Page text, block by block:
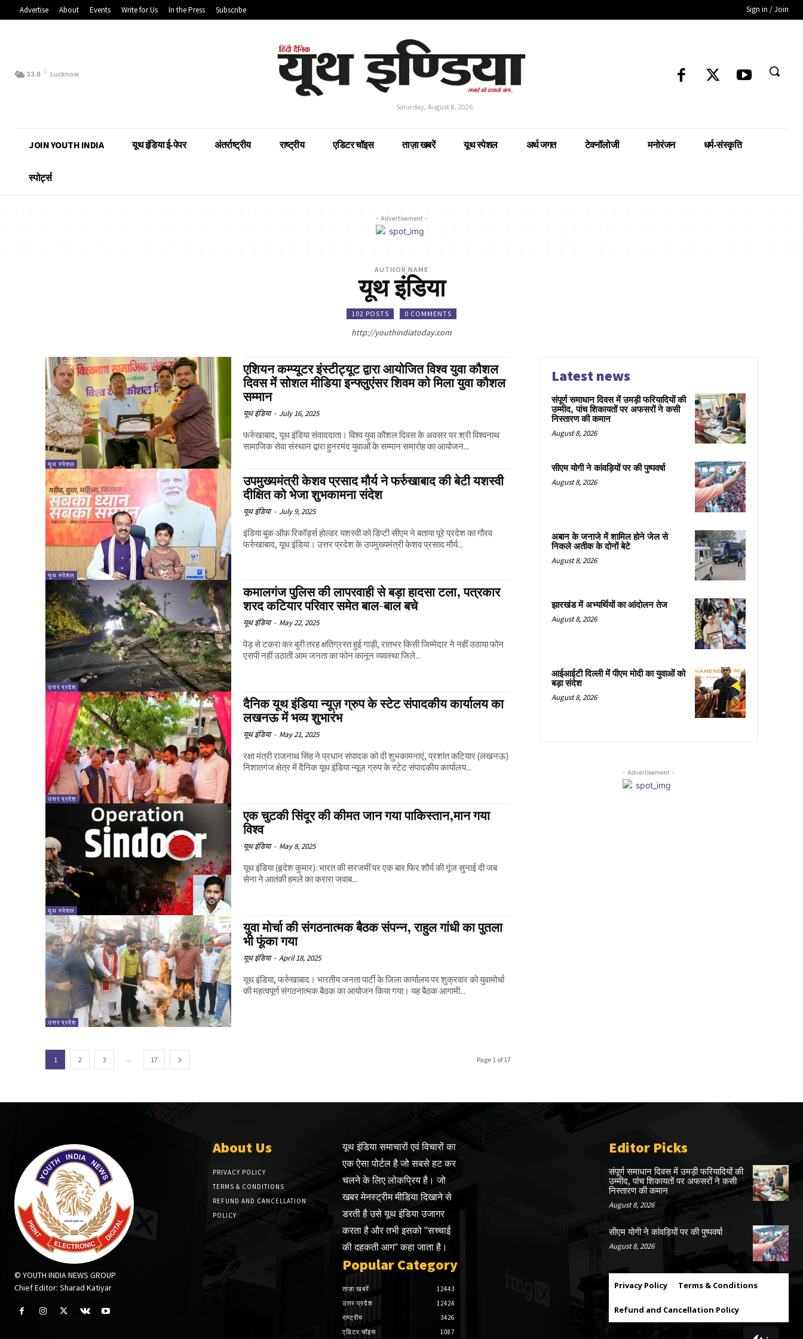
Advertise About Events Write for Us In the Press Subscribe Sign in / Join
33.8 C Lucknow
Saturday, August 8, 2026
JOIN YOUTH INDIA यूथ इंडिया ई-पेपर अंतर्राष्ट्रीय राष्ट्रीय एडिटर चॉइस ताज़ा खबरें यूथ स्पेशल अर्थ जगत टेक्नॉलोजी मनोरंजन धर्म-संस्कृति
स्पोर्ट्स
- Advertisement -
AUTHOR NAME
यूथ इंडिया
102 POSTS 0 COMMENTS
http://youthindiatoday.com
यूथ स्पेशल
एशियन कम्प्यूटर इंस्टीट्यूट द्वारा आयोजित विश्व युवा कौशल
दिवस में सोशल मीडिया इन्फ्लुएंसर शिवम को मिला युवा कौशल
सम्मान
यूथ इंडिया - July 16, 2025
फर्रुखाबाद, यूथ इंडिया संवाददाता। विश्व युवा कौशल दिवस के अवसर पर श्री विश्वनाथ
सामाजिक सेवा संस्थान द्वारा हुनरमंद युवाओं के सम्मान समारोह का आयोजन...
यूथ स्पेशल
उपमुख्यमंत्री केशव प्रसाद मौर्य ने फर्रुखाबाद की बेटी यशस्वी
दीक्षित को भेजा शुभकामना संदेश
यूथ इंडिया - July 9, 2025
इंडिया बुक ऑफ़ रिकॉर्ड्स होल्डर यशस्वी को डिप्टी सीएम ने बताया पूरे प्रदेश का गौरव
फर्रुखाबाद, यूथ इंडिया। उत्तर प्रदेश के उपमुख्यमंत्री केशव प्रसाद मौर्य...
उत्तर प्रदेश
कमालगंज पुलिस की लापरवाही से बड़ा हादसा टला, पत्रकार
शरद कटियार परिवार समेत बाल-बाल बचे
यूथ इंडिया - May 22, 2025
पेड़ से टकरा कर बुरी तरह क्षतिग्रस्त हुई गाड़ी, रातभर किसी जिम्मेदार ने नहीं उठाया फोन
एसपी नहीं उठाती आम जनता का फोन कानून व्यवस्था जिले...
उत्तर प्रदेश
दैनिक यूथ इंडिया न्यूज़ ग्रुप के स्टेट संपादकीय कार्यालय का
लखनऊ में भव्य शुभारंभ
यूथ इंडिया - May 21, 2025
रक्षा मंत्री राजनाथ सिंह ने प्रधान संपादक को दी शुभकामनाएं, प्रशांत कटियार (लखनऊ)
निशातगंज क्षेत्र में दैनिक यूथ इंडिया न्यूज़ ग्रुप के स्टेट संपादकीय कार्यालय...
यूथ स्पेशल
एक चुटकी सिंदूर की कीमत जान गया पाकिस्तान,मान गया
विश्व
यूथ इंडिया - May 8, 2025
यूथ इंडिया (हृदेश कुमार): भारत की सरजमीं पर एक बार फिर शौर्य की गूंज सुनाई दी जब
सेना ने आतंकी हमले का करारा जवाब...
उत्तर प्रदेश
युवा मोर्चा की संगठनात्मक बैठक संपन्न, राहुल गांधी का पुतला
भी फूंका गया
यूथ इंडिया - April 18, 2025
यूथ इंडिया, फर्रुखाबाद। भारतीय जनता पार्टी के जिला कार्यालय पर शुक्रवार को युवामोर्चा
की महत्वपूर्ण संगठनात्मक बैठक का आयोजन किया गया। यह बैठक आगामी...
1 2 3 ... 17 Page 1 of 17
Latest news
संपूर्ण समाधान दिवस में उमड़ी फरियादियों की
उम्मीद, पांच शिकायतों पर अफसरों ने कसी
निस्तारण की कमान
August 8, 2026
सीएम योगी ने कांवड़ियों पर की पुष्पवर्षा
August 8, 2026
अबान के जनाजे में शामिल होने जेल से
निकले अतीक के दोनों बेटे
August 8, 2026
झारखंड में अभ्यर्थियों का आंदोलन तेज
August 8, 2026
आईआईटी दिल्ली में पीएम मोदी का युवाओं को
बड़ा संदेश
August 8, 2026
- Advertisement -
© YOUTH INDIA NEWS GROUP
Chief Editor: Sharad Katiyar
About Us
PRIVACY POLICY
TERMS & CONDITIONS
REFUND AND CANCELLATION
POLICY
यूथ इंडिया समाचारों एवं विचारों का
एक ऐसा पोर्टल है जो सबसे हट कर
चलने के लिए लोकप्रिय है। जो
खबर मेनस्ट्रीम मीडिया दिखाने से
डरती है उसे यूथ इंडिया उजागर
करता है और तभी इसको "सच्चाई
की दहकती आग" कहा जाता है।
Popular Category
ताज़ा खबरें
12443
उत्तर प्रदेश
12424
राष्ट्रीय
3426
एडिटर चॉइस
1087
Editor Picks
संपूर्ण समाधान दिवस में उमड़ी फरियादियों की
उम्मीद, पांच शिकायतों पर अफसरों ने कसी
निस्तारण की कमान
August 8, 2026
सीएम योगी ने कांवड़ियों पर की पुष्पवर्षा
August 8, 2026
Privacy Policy Terms & Conditions
Refund and Cancellation Policy